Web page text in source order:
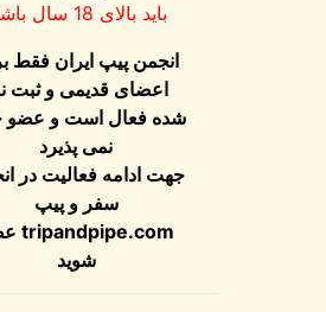
باید بالای 18 سال باشند
انجمن پیپ ایران فقط برای
اعضای قدیمی و ثبت نام
شده فعال است و عضو جدید
نمی پذیرد
جهت ادامه فعالیت در انجمن
سفر و پیپ
tripandpipe.comعضو
شوید